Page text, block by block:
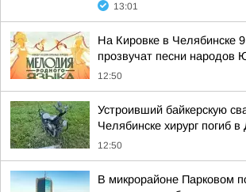
13:01
На Кировке в Челябинске 9
прозвучат песни народов
12:50
Устроивший байкерскую
Челябинске хирург погиб
12:50
В микрорайоне Парковом